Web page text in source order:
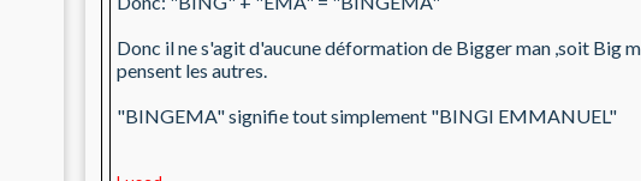
Donc il ne s'agit d'aucune déformation de Bigger man ,soit Big
pensent les autres.
"BINGEMA" signifie tout simplement "BINGI EMMANUEL"